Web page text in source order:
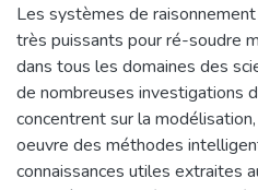
Les systèmes de
très puissants pour ré-soudre
dans tous les domaines des
de nombreuses investigations
concentrent sur la
oeuvre des méthodes
connaissances utiles extraites